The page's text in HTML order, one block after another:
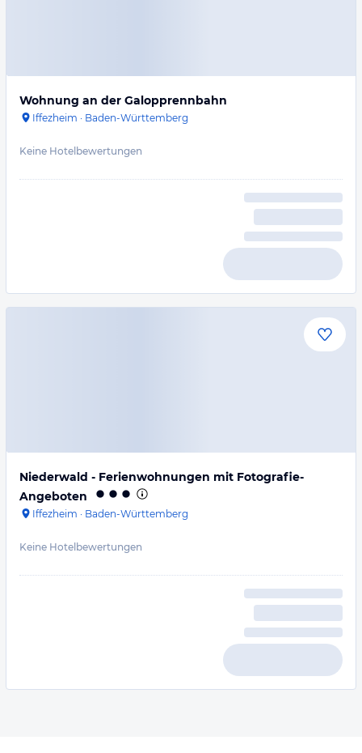
Wohnung an der Galopprennbahn
Iffezheim · Baden-Württemberg
Keine Hotelbewertungen
Niederwald - Ferienwohnungen mit Fotografie-
Angeboten
Iffezheim · Baden-Württemberg
Keine Hotelbewertungen